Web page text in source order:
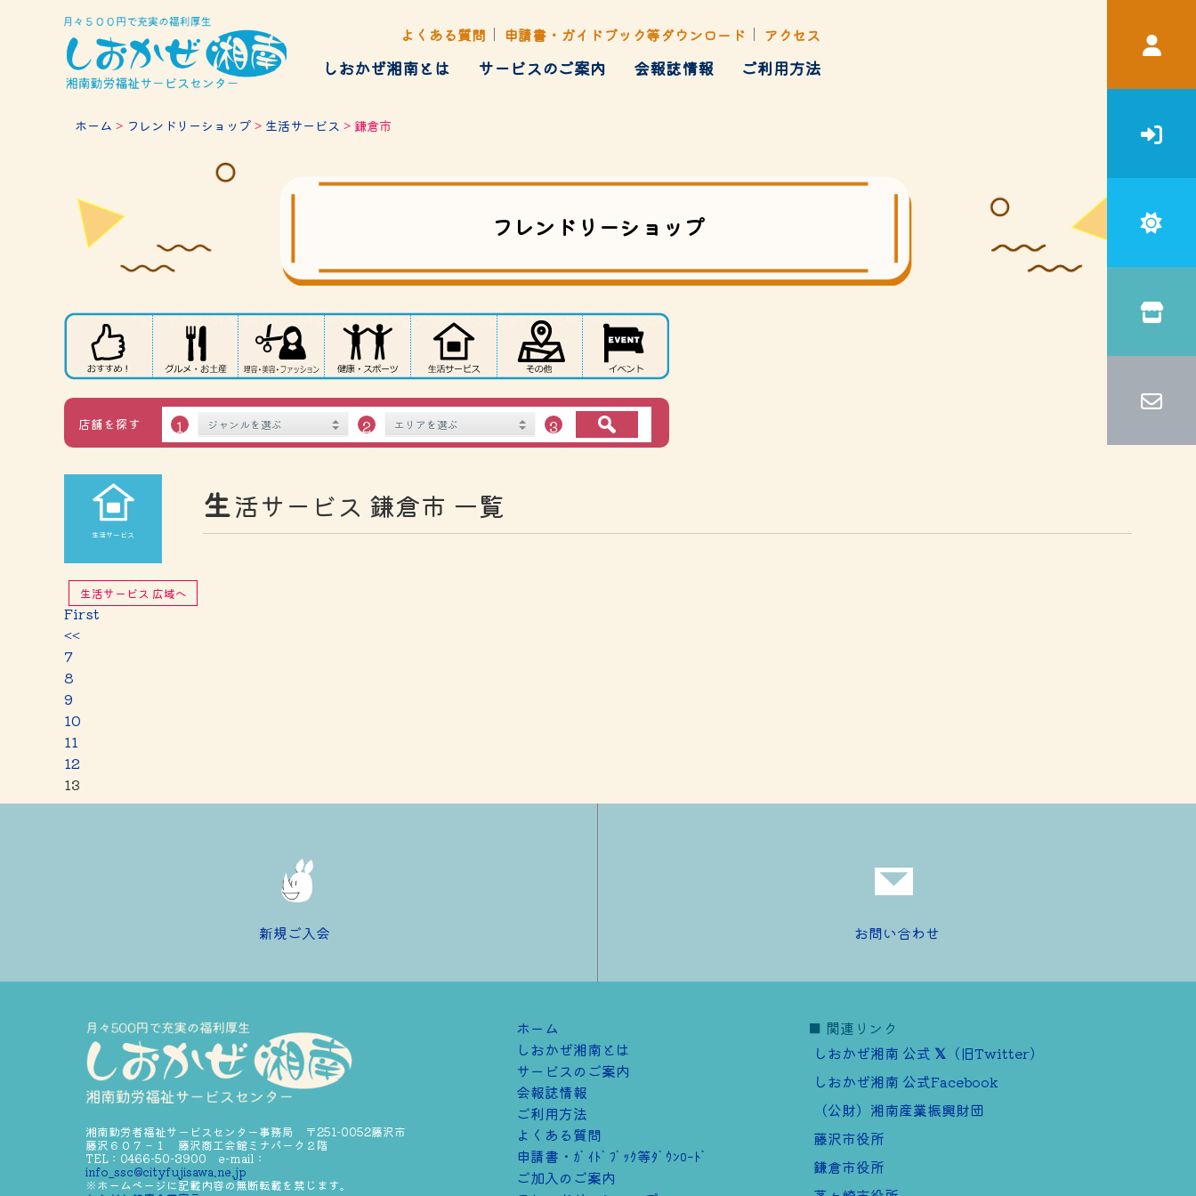
よくある質問 申請書・ガイドブック等ダウンロード アクセス
しおかぜ湘南とは サービスのご案内
給付金
ロード
会報誌情報 ご利用方法
ホーム > フレンドリーショップ> 生活サービス > 鎌倉市
フレンドリーショップ
店舗を探す １ ２ ３
生活サービス
生活サービス 鎌倉市 一覧
生活サービス 広域へ
First
<<
7
8
9
10
11
12
13
新規ご入会 お問い合わせ
湘南勤労者福祉サービスセンター事務局 〒251-0052藤沢市
藤沢６０７－１ 藤沢商工会館ミナパーク２階
TEL：0466-50-3900 e-mail：
info_ssc@cityfujisawa.ne.jp
※ホームページに記載内容の無断転載を禁じます。
ホーム
しおかぜ湘南とは
サービスのご案内
会報誌情報
ご利用方法
よくある質問
申請書・ｶﾞｲﾄﾞﾌﾞｯｸ等ﾀﾞｳﾝﾛｰﾄﾞ
ご加⼊のご案内
■ 関連リンク
しおかぜ湘南 公式
（旧Twitter）
しおかぜ湘南 公式Facebook
（公財）湘南産業振興財団
藤沢市役所
鎌倉市役所